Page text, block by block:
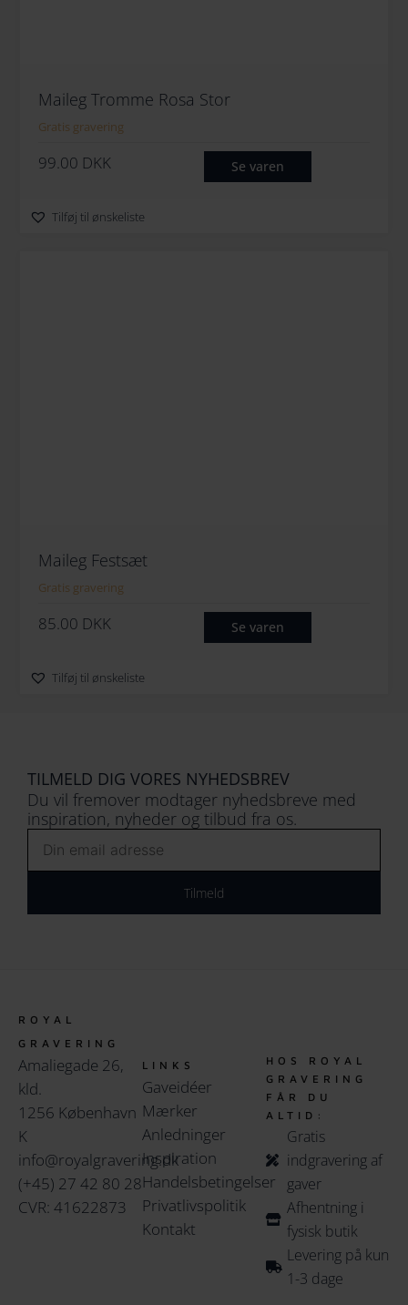
Maileg Tromme Rosa Stor
Gratis gravering
99.00 DKK Se varen
Tilføj til ønskeliste
Maileg Festsæt
Gratis gravering
85.00 DKK Se varen
Tilføj til ønskeliste
TILMELD DIG VORES NYHEDSBREV
Du vil fremover modtager nyhedsbreve med
inspiration, nyheder og tilbud fra os.
Email
Tilmeld
ROYAL
GRAVERING
Amaliegade 26,
kld.
1256 København
K
info@royalgravering.dk
(+45) 27 42 80 28
CVR: 41622873
LINKS
Gaveidéer
Mærker
Anledninger
Inspiration
Handelsbetingelser
Privatlivspolitik
Kontakt
HOS ROYAL
GRAVERING
FÅR DU
ALTID:
Gratis
indgravering af
gaver
Afhentning i
fysisk butik
Levering på kun
1-3 dage